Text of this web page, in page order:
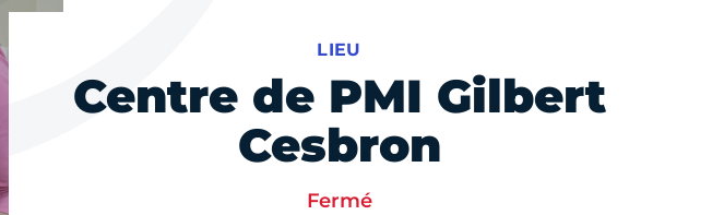
LIEU
Centre de PMI Gilbert
Cesbron
Fermé